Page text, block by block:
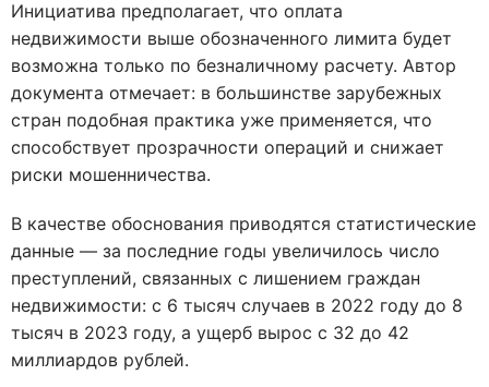
Инициатива предполагает, что оплата
недвижимости выше обозначенного лимита будет
возможна только по безналичному расчету. Автор
документа отмечает: в большинстве зарубежных
стран подобная практика уже применяется, что
способствует прозрачности операций и снижает
риски мошенничества.
В качестве обоснования приводятся статистические
данные — за последние годы увеличилось число
преступлений, связанных с лишением граждан
недвижимости: с 6 тысяч случаев в 2022 году до 8
тысяч в 2023 году, а ущерб вырос с 32 до 42
миллиардов рублей.